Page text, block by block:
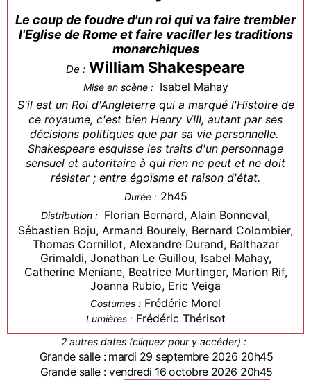
Le coup de foudre d'un roi qui va faire trembler
l'Eglise de Rome et faire vaciller les traditions
monarchiques
De : William Shakespeare
Mise en scène : Isabel Mahay
S'il est un Roi d'Angleterre qui a marqué l'Histoire de
ce royaume, c'est bien Henry VIII, autant par ses
décisions politiques que par sa vie personnelle.
Shakespeare esquisse les traits d'un personnage
sensuel et autoritaire à qui rien ne peut et ne doit
résister ; entre égoïsme et raison d'état.
Durée : 2h45
Distribution : Florian Bernard, Alain Bonneval,
Sébastien Boju, Armand Bourely, Bernard Colombier,
Thomas Cornillot, Alexandre Durand, Balthazar
Grimaldi, Jonathan Le Guillou, Isabel Mahay,
Catherine Meniane, Beatrice Murtinger, Marion Rif,
Joanna Rubio, Eric Veiga
Costumes : Frédéric Morel
Lumières : Frédéric Thérisot
2 autres dates (cliquez pour y accéder) :
Grande salle : mardi 29 septembre 2026 20h45
Grande salle : vendredi 16 octobre 2026 20h45